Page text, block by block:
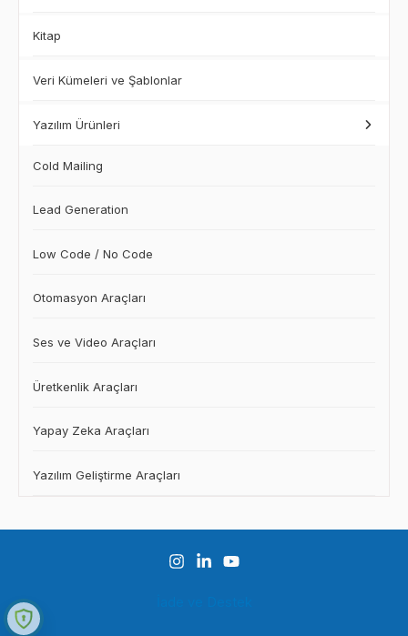
Kitap
Veri Kümeleri ve Şablonlar
Yazılım Ürünleri
Cold Mailing
Lead Generation
Low Code / No Code
Otomasyon Araçları
Ses ve Video Araçları
Üretkenlik Araçları
Yapay Zeka Araçları
Yazılım Geliştirme Araçları